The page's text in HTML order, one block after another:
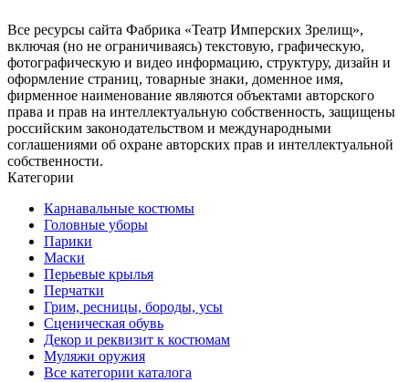
Все ресурсы сайта Фабрика «Театр Имперских Зрелищ»,
включая (но не ограничиваясь) текстовую, графическую,
фотографическую и видео информацию, структуру, дизайн и
оформление страниц, товарные знаки, доменное имя,
фирменное наименование являются объектами авторского
права и прав на интеллектуальную собственность, защищены
российским законодательством и международными
соглашениями об охране авторских прав и интеллектуальной
собственности.
Категории
Карнавальные костюмы
Головные уборы
Парики
Маски
Перьевые крылья
Перчатки
Грим, ресницы, бороды, усы
Сценическая обувь
Декор и реквизит к костюмам
Муляжи оружия
Все категории каталога